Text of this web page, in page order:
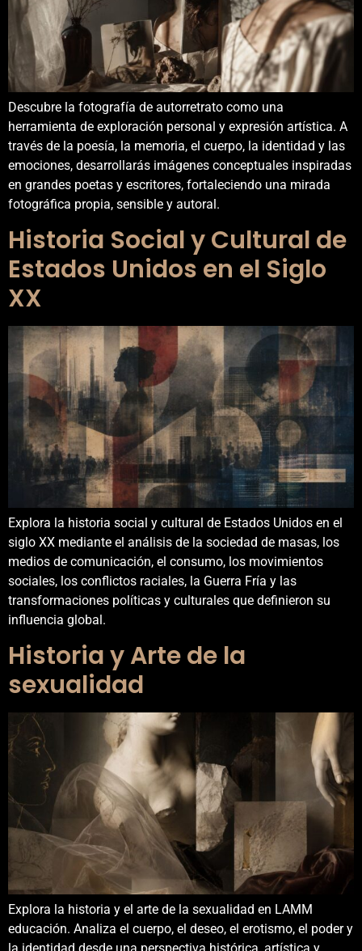
Descubre la fotografía de autorretrato como una
herramienta de exploración personal y expresión artística. A
través de la poesía, la memoria, el cuerpo, la identidad y las
emociones, desarrollarás imágenes conceptuales inspiradas
en grandes poetas y escritores, fortaleciendo una mirada
fotográfica propia, sensible y autoral.
Historia Social y Cultural de
Estados Unidos en el Siglo
XX
Explora la historia social y cultural de Estados Unidos en el
siglo XX mediante el análisis de la sociedad de masas, los
medios de comunicación, el consumo, los movimientos
sociales, los conflictos raciales, la Guerra Fría y las
transformaciones políticas y culturales que definieron su
influencia global.
Historia y Arte de la
sexualidad
Explora la historia y el arte de la sexualidad en LAMM
educación. Analiza el cuerpo, el deseo, el erotismo, el poder y